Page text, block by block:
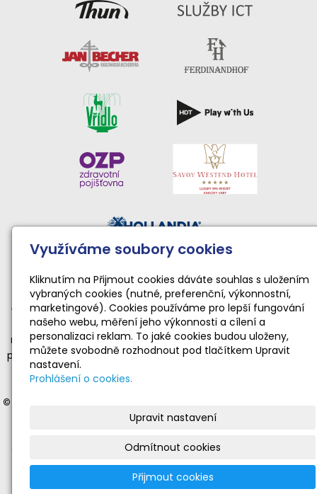
Národní sportovní agentura • Karlovarský kraj • Statutární
město Karlovy Vary
Činnost TopGym Karlovy Vary pro rok 2026 byla podpořena
dotací Národní sportovní agentury ve výši 169 100 Kč
na zabezpečení sportovní, tělovýchovné a organizační funkce
příjemce dotace realizující sportovní aktivity dětí a mládeže ve
věku od 4 do 19 let v souladu s platnými a registrovanými
© 2012-2025 Moderní gymnastika Karlovy Vary
vyhrazena | © Web vytvořil:Gitech|mail|adm
sportovního klubu moderní gymnastiky TopGym Karlovy Vary.
Nevyžádané nebo nevhodné příspěvky budou vymazány.
Využíváme soubory cookies
Kliknutím na Přijmout cookies dáváte souhlas s uložením
vybraných cookies (nutné, preferenční, výkonnostní,
marketingové). Cookies používáme pro lepší fungování
našeho webu, měření jeho výkonnosti a cílení a
personalizaci reklam. To jaké cookies budou uloženy,
můžete svobodně rozhodnout pod tlačítkem Upravit
nastavení.
Prohlášení o cookies.
Upravit nastavení
Odmítnout cookies
Přijmout cookies